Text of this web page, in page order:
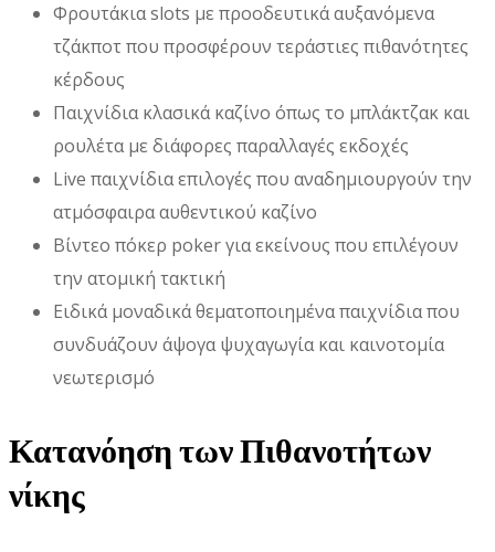
Φρουτάκια slots με προοδευτικά αυξανόμενα
τζάκποτ που προσφέρουν τεράστιες πιθανότητες
κέρδους
Παιχνίδια κλασικά καζίνο όπως το μπλάκτζακ και
ρουλέτα με διάφορες παραλλαγές εκδοχές
Live παιχνίδια επιλογές που αναδημιουργούν την
ατμόσφαιρα αυθεντικού καζίνο
Βίντεο πόκερ poker για εκείνους που επιλέγουν
την ατομική τακτική
Ειδικά μοναδικά θεματοποιημένα παιχνίδια που
συνδυάζουν άψογα ψυχαγωγία και καινοτομία
νεωτερισμό
Κατανόηση των Πιθανοτήτων
νίκης